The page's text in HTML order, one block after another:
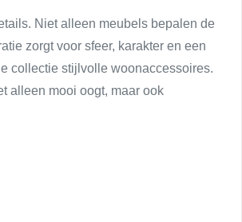
Niet alleen meubels bepalen de
zorgt voor sfeer, karakter en een
collectie stijlvolle woonaccessoires.
alleen mooi oogt, maar ook